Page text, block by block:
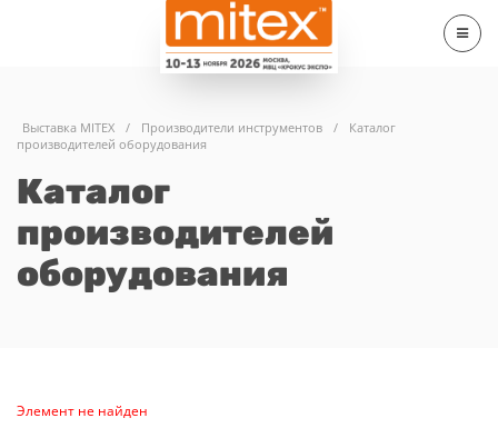
Выставка MITEX / Производители инструментов /
Каталог
производителей оборудования
Каталог
производителей
оборудования
Элемент не найден